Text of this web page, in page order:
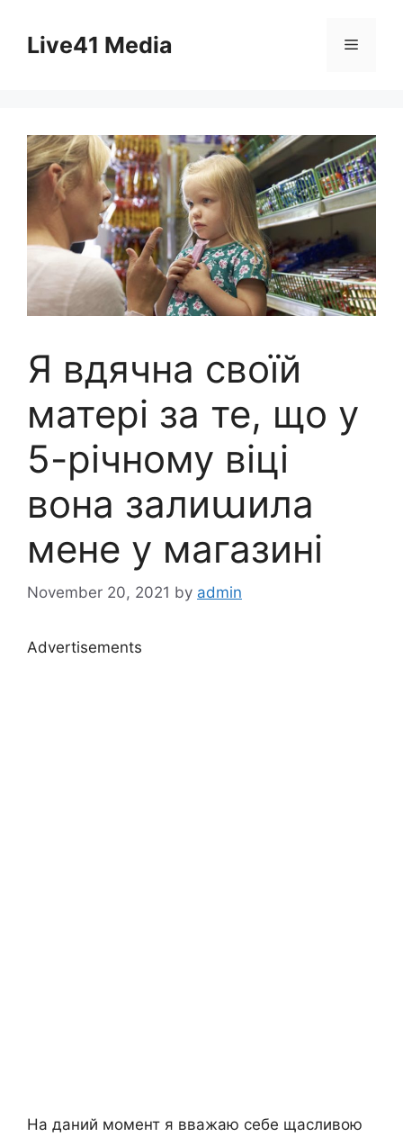
contentLive41 Media Menu
Я вдячна своїй
матері за те, що у
5-річному віці
вона залиաила
мене у магазині
November 20, 2021 by admin
Advertisements
На даний момент я вважаю себе щасливою